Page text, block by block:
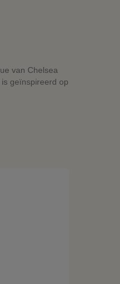
van Chelsea
geïnspireerd op